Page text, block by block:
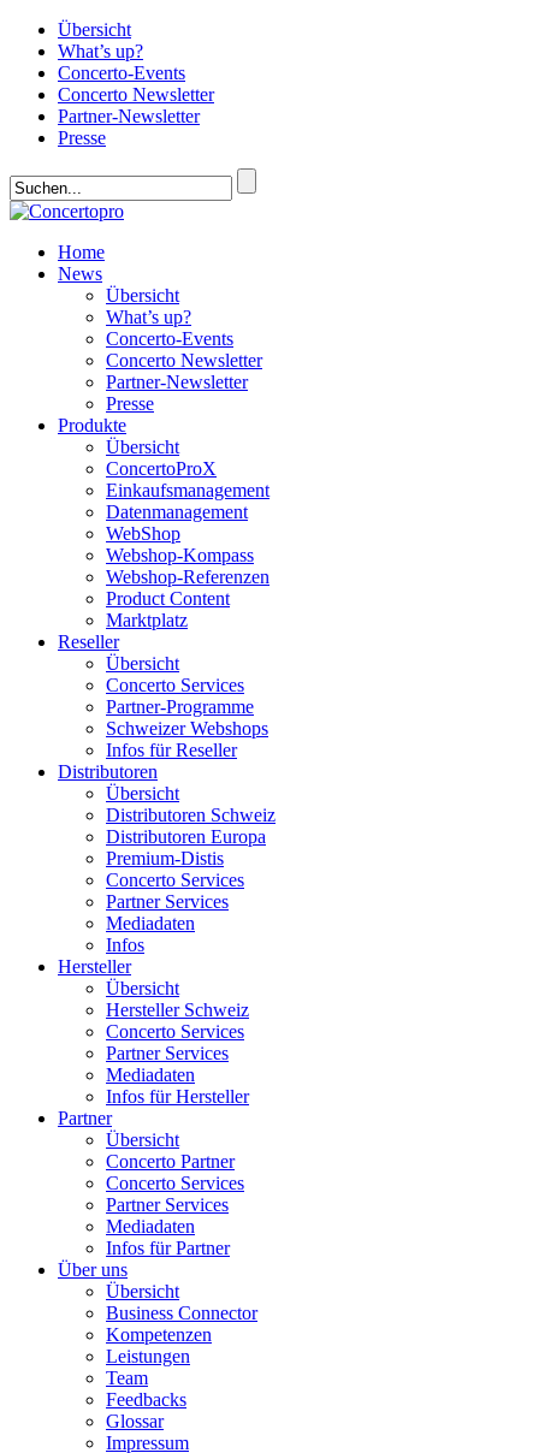
Übersicht
What’s up?
Concerto-Events
Concerto Newsletter
Partner-Newsletter
Presse
Home
News
Übersicht
What’s up?
Concerto-Events
Concerto Newsletter
Partner-Newsletter
Presse
Produkte
Übersicht
ConcertoProX
Einkaufsmanagement
Datenmanagement
WebShop
Webshop-Kompass
Webshop-Referenzen
Product Content
Marktplatz
Reseller
Übersicht
Concerto Services
Partner-Programme
Schweizer Webshops
Infos für Reseller
Distributoren
Übersicht
Distributoren Schweiz
Distributoren Europa
Premium-Distis
Concerto Services
Partner Services
Mediadaten
Infos
Hersteller
Übersicht
Hersteller Schweiz
Concerto Services
Partner Services
Mediadaten
Infos für Hersteller
Partner
Übersicht
Concerto Partner
Concerto Services
Partner Services
Mediadaten
Infos für Partner
Über uns
Übersicht
Business Connector
Kompetenzen
Leistungen
Team
Feedbacks
Glossar
Impressum